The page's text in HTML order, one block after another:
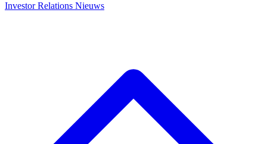
Investor Relations Nieuws